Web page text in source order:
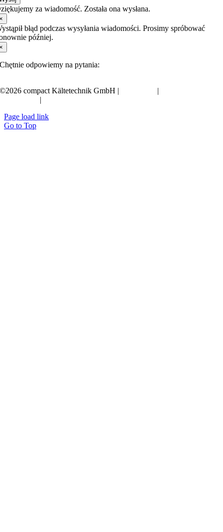
za wiadomość. Została ona wysłana.
błąd podczas wysyłania wiadomości. Prosimy spróbować
później.
Chętnie odpowiemy na pytania:
©2026 compact Kältetechnik GmbH |
Page load link
Go to Top